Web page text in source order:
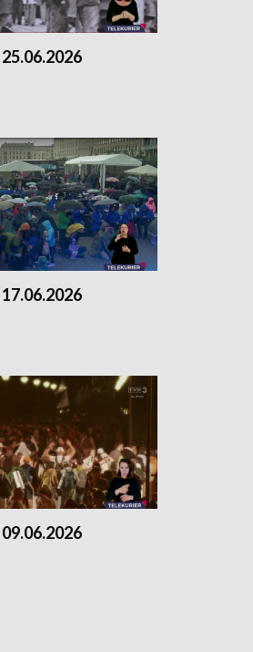
25.06.2026
17.06.2026
09.06.2026